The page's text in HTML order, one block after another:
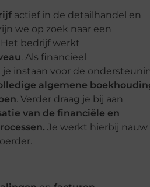
actief in de detailhandel en
we op zoek naar een
Het bedrijf werkt
. Als financieel
je instaan voor de
algemene
. Verder draag je bij aan
van de financiële en
Je werkt hierbij nauw